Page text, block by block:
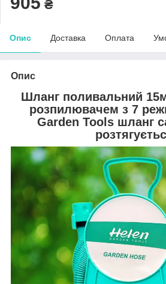
₴
Опис Доставка Оплата
Опис
Шланг поливальний
розпилювачем з 7
Garden Tools шланг